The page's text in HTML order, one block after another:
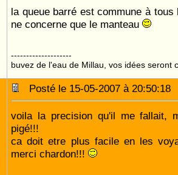
la queue barré est commune à
ne concerne que le manteau
--------------------
buvez de l'eau de Millau, vos idées seront
Posté le 15-05-2007 à
voila la precision qu'il me fallait,
pigé!!!
ca doit etre plus facile en les
merci chardon!!!